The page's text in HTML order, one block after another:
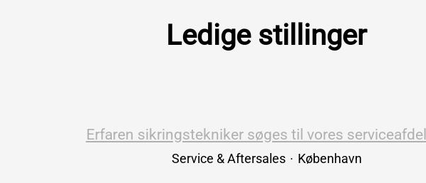
Ledige stillinger
Erfaren sikringstekniker søges til vores
Service & Aftersales · København